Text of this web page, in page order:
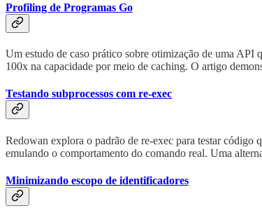
Profiling de Programas Go
Um estudo de caso prático sobre otimização de uma
100x na capacidade por meio de caching. O artigo
Testando subprocessos com re-exec
Redowan explora o padrão de re-exec para testar código
emulando o comportamento do comando real. Uma
Minimizando escopo de identificadores